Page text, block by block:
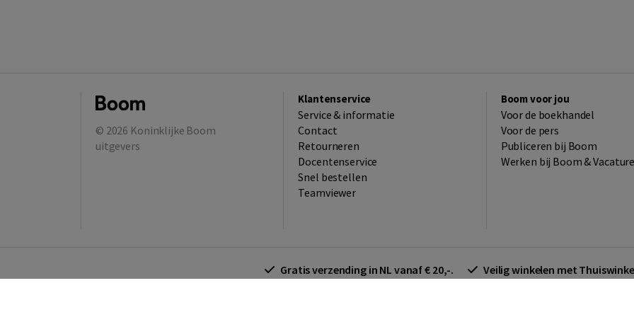
© 2026 Koninklijke Boom
uitgevers
Klantenservice
Service & informatie
Contact
Retourneren
Docentenservice
Snel bestellen
Teamviewer
Boom voor jou
Voor de boekhandel
Voor de pers
Publiceren bij Boom
Werken bij Boom &
Gratis verzending in NL vanaf € 20,-. Veilig winkelen met